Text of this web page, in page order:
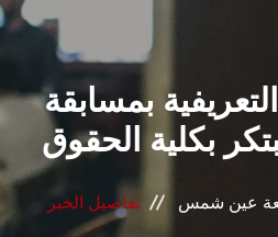
القطاعـات
الشئون الأكاديمية
البحث العلمي
الرعاية الصحية
التعريفية بمسابقة
بكلية الحقوق
عين شمس تفاصيل الخبر